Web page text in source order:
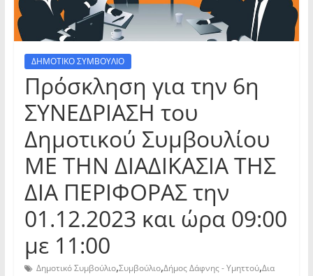
ΔΗΜΟΤΙΚΟ ΣΥΜΒΟΥΛΙΟ
Πρόσκληση για την 6η
ΣΥΝΕΔΡΙΑΣΗ του
Δημοτικού Συμβουλίου
ΜΕ ΤΗΝ ΔΙΑΔΙΚΑΣΙΑ ΤΗΣ
ΔΙΑ ΠΕΡΙΦΟΡΑΣ την
01.12.2023 και ώρα 09:00
με 11:00
Δημοτικό Συμβούλιο,Συμβούλιο,Δήμος Δάφνης - Υμηττού,Δια